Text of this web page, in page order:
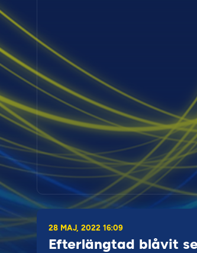
28 MAJ, 2022 16:09
Efterlängtad blåvit